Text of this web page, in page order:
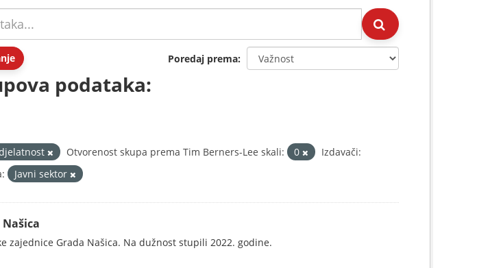
Poredaj prema
podataka:
Otvorenost skupa prema Tim Berners-Lee skali: 0
Izdavači:
Javni sektor
zajednice Grada Našica. Na dužnost stupili 2022. godine.